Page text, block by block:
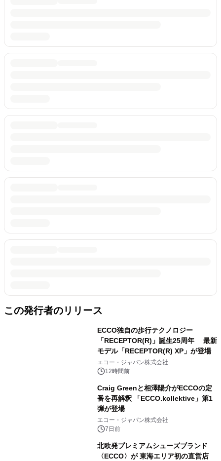
この発行者のリリース
ECCO独自の歩行テクノロジー
「RECEPTOR(R)」誕生25周年 最新
モデル「RECEPTOR(R) XP」が登場
エコー・ジャパン株式会社
12時間前
Craig Greenと相澤陽介がECCOの定
番を再解釈 「ECCO.kollektive」第1
弾が登場
エコー・ジャパン株式会社
7日前
北欧発プレミアムシューズブランド
〈ECCO〉が 東海エリア初の直営店